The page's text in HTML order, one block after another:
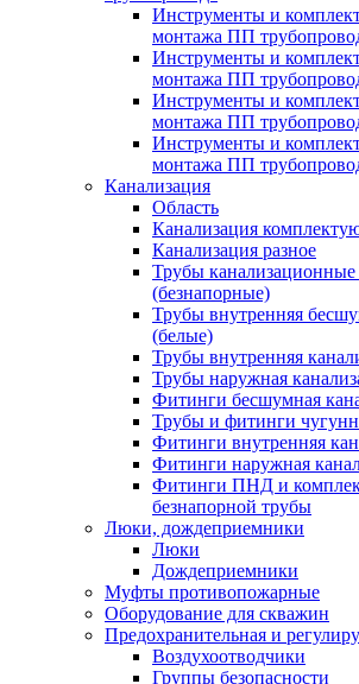
Инструменты и
монтажа ПП
Инструменты и
монтажа ПП
Инструменты и
монтажа ПП
Инструменты и
монтажа ПП
Канализация
Область
Канализация
Канализация разное
Трубы
(безнапорные)
Трубы внутренняя
(белые)
Трубы внутренняя
Трубы наружная
Фитинги бесшумная
Трубы и фитинги
Фитинги внутренняя
Фитинги наружная
Фитинги ПНД и
безнапорной трубы
Люки, дождеприемники
Люки
Дождеприемники
Муфты противопожарные
Оборудование для скважин
Предохранительная и
Воздухоотводчики
Группы безопасности